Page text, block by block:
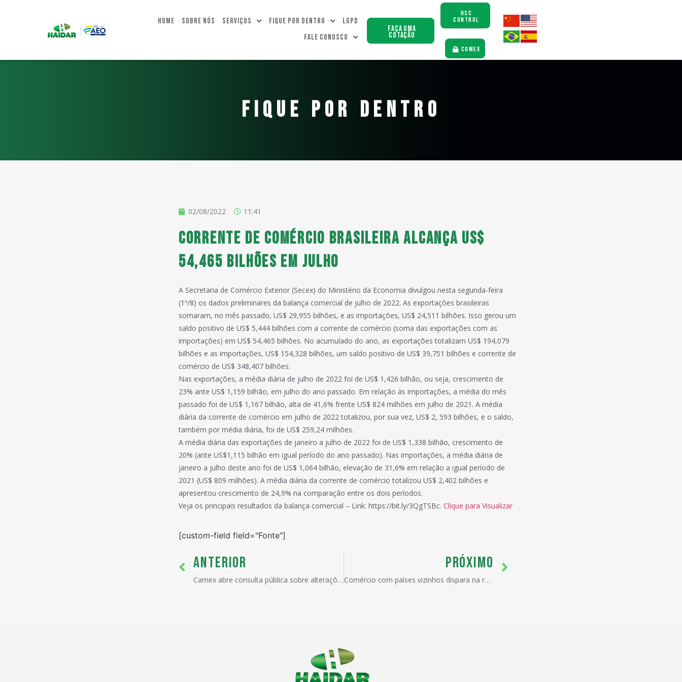
Home Sobre Nós Serviços Fique Por dentro
LGPD
Fale Conosco
Faça uma
Cotação
HSC
CONTROL
COMEX
FIQUE POR DENTRO
02/08/2022 11:41
Corrente de comércio brasileira alcança US$
54,465 bilhões em julho
A Secretaria de Comércio Exterior (Secex) do Ministério da Economia divulgou nesta segunda-feira
(1º/8) os dados preliminares da balança comercial de julho de 2022. As exportações brasileiras
somaram, no mês passado, US$ 29,955 bilhões, e as importações, US$ 24,511 bilhões. Isso gerou um
saldo positivo de US$ 5,444 bilhões com a corrente de comércio (soma das exportações com as
importações) em US$ 54,465 bilhões. No acumulado do ano, as exportações totalizam US$ 194,079
bilhões e as importações, US$ 154,328 bilhões, um saldo positivo de US$ 39,751 bilhões e corrente de
comércio de US$ 348,407 bilhões.
Nas exportações, a média diária de julho de 2022 foi de US$ 1,426 bilhão, ou seja, crescimento de
23% ante US$ 1,159 bilhão, em julho do ano passado. Em relação às importações, a média do mês
passado foi de US$ 1,167 bilhão, alta de 41,6% frente US$ 824 milhões em julho de 2021. A média
diária da corrente de comércio em julho de 2022 totalizou, por sua vez, US$ 2, 593 bilhões, e o saldo,
também por média diária, foi de US$ 259,24 milhões.
A média diária das exportações de janeiro a julho de 2022 foi de US$ 1,338 bilhão, crescimento de
20% (ante US$1,115 bilhão em igual período do ano passado). Nas importações, a média diária de
janeiro a julho deste ano foi de US$ 1,064 bilhão, elevação de 31,6% em relação a igual período de
2021 (US$ 809 milhões). A média diária da corrente de comércio totalizou US$ 2,402 bilhões e
apresentou crescimento de 24,9% na comparação entre os dois períodos.
Veja os principais resultados da balança comercial – Link: https://bit.ly/3QgTSBc. Clique para Visualizar
[custom-field field="Fonte"]
ANTERIOR
Camex abre consulta pública sobre alterações na Lista de Bens Sem Similar Nacional
PRÓXIMO
Comércio com países vizinhos dispara na retomada pós-pandemia, diz associação